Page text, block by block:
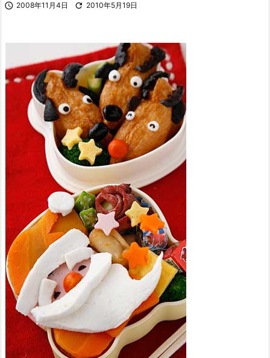
 2008年11月4日  2010年5月19日